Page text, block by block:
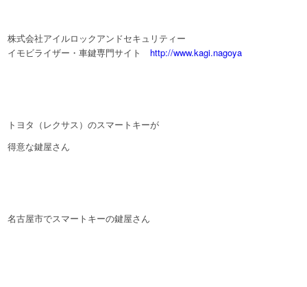
株式会社アイルロックアンドセキュリティー
イモビライザー・車鍵専門サイト http://www.kagi.nagoya
トヨタ（レクサス）のスマートキーが
得意な鍵屋さん
名古屋市でスマートキーの鍵屋さん